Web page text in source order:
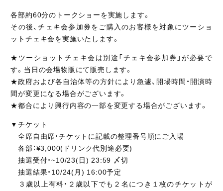
各部約60分のトークショーを実施します。
その後、チェキ会参加券をご購入のお客様を対象にツーショ
ットチェキ会を実施いたします。
★ツーショットチェキ会は別途「チェキ会参加券」が必要で
す。当日の会場物販にて販売します。
★政府および各自治体等の方針により急遽、開場時間・開演時
間が変更になる場合がございます。
★都合により興行内容の一部を変更する場合がございます。
▼チケット
全席自由席・チケットに記載の整理番号順にご入場
各部：¥3,000(ドリンク代別途必要)
抽選受付・~10/23(日) 23:59 〆切
抽選結果・10/24(月) 16:00予定
３歳以上有料・２歳以下でも２名につき１枚のチケットが